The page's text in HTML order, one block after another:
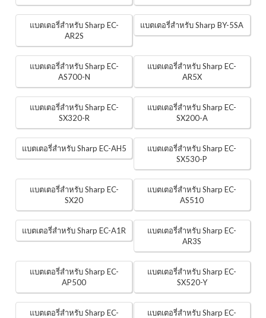
แบตเตอรี่สำหรับ Sharp EC-
AR2S
แบตเตอรี่สำหรับ Sharp BY-5SA
แบตเตอรี่สำหรับ Sharp EC-
AS700-N
แบตเตอรี่สำหรับ Sharp EC-
AR5X
แบตเตอรี่สำหรับ Sharp EC-
SX320-R
แบตเตอรี่สำหรับ Sharp EC-
SX200-A
แบตเตอรี่สำหรับ Sharp EC-AH5
แบตเตอรี่สำหรับ Sharp EC-
SX530-P
แบตเตอรี่สำหรับ Sharp EC-
SX20
แบตเตอรี่สำหรับ Sharp EC-
AS510
แบตเตอรี่สำหรับ Sharp EC-A1R
แบตเตอรี่สำหรับ Sharp EC-
AR3S
แบตเตอรี่สำหรับ Sharp EC-
AP500
แบตเตอรี่สำหรับ Sharp EC-
SX520-Y
แบตเตอรี่สำหรับ Sharp EC-
แบตเตอรี่สำหรับ Sharp EC-